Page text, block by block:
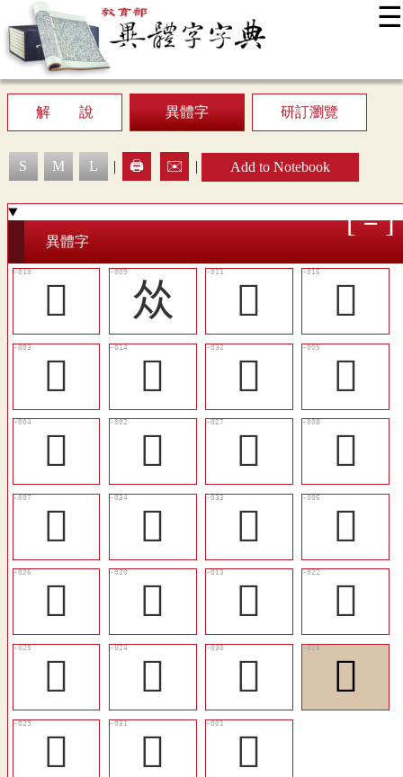
☰
::: News
Display Mode
Sitemap
解 說
異體字 研訂瀏覽
S M L | 🖨️ ✉️ | Add to Notebook
異體字
󵎝 𠈌 󵎞
󵎡
󵎗
󵎠 󵎬
󵎙
󵎘
󵎖 󵎧
󵎜
󵎛
󵎮 󵎭
󵎚
󵎦
󵎢 󵎟
󵎣
󵎥
󵎤 󵎪
󵎨
󵎩
󵎫 𩦢